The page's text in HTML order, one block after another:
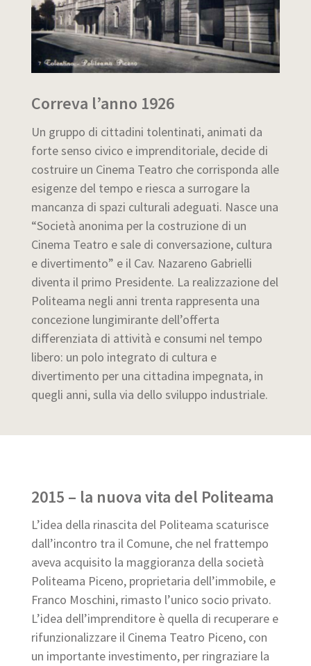
Correva l’anno 1926
Un gruppo di cittadini tolentinati, animati da
forte senso civico e imprenditoriale, decide di
costruire un Cinema Teatro che corrisponda alle
esigenze del tempo e riesca a surrogare la
mancanza di spazi culturali adeguati. Nasce una
“Società anonima per la costruzione di un
Cinema Teatro e sale di conversazione, cultura
e divertimento” e il Cav. Nazareno Gabrielli
diventa il primo Presidente. La realizzazione del
Politeama negli anni trenta rappresenta una
concezione lungimirante dell’offerta
differenziata di attività e consumi nel tempo
libero: un polo integrato di cultura e
divertimento per una cittadina impegnata, in
quegli anni, sulla via dello sviluppo industriale.
2015 – la nuova vita del Politeama
L’idea della rinascita del Politeama scaturisce
dall’incontro tra il Comune, che nel frattempo
aveva acquisito la maggioranza della società
Politeama Piceno, proprietaria dell’immobile, e
Franco Moschini, rimasto l’unico socio privato.
L’idea dell’imprenditore è quella di recuperare e
rifunzionalizzare il Cinema Teatro Piceno, con
un importante investimento, per ringraziare la